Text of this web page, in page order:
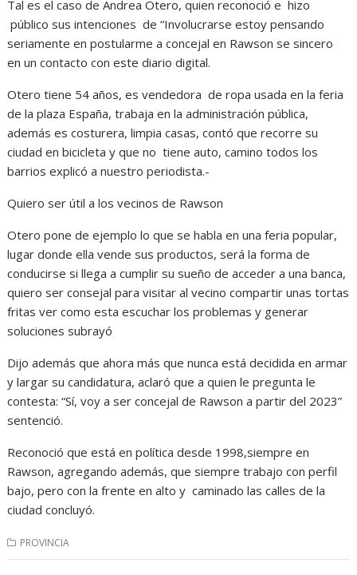
Tal es el caso de Andrea Otero, quien reconoció e hizo
público sus intenciones de “Involucrarse estoy pensando
seriamente en postularme a concejal en Rawson se sincero
en un contacto con este diario digital.
Otero tiene 54 años, es vendedora de ropa usada en la feria
de la plaza España, trabaja en la administración pública,
además es costurera, limpia casas, contó que recorre su
ciudad en bicicleta y que no tiene auto, camino todos los
barrios explicó a nuestro periodista.-
Quiero ser útil a los vecinos de Rawson
Otero pone de ejemplo lo que se habla en una feria popular,
lugar donde ella vende sus productos, será la forma de
conducirse si llega a cumplir su sueño de acceder a una banca,
quiero ser consejal para visitar al vecino compartir unas tortas
fritas ver como esta escuchar los problemas y generar
soluciones subrayó
Dijo además que ahora más que nunca está decidida en armar
y largar su candidatura, aclaró que a quien le pregunta le
contesta: “Sí, voy a ser concejal de Rawson a partir del 2023”
sentenció.
Reconoció que está en política desde 1998,siempre en
Rawson, agregando además, que siempre trabajo con perfil
bajo, pero con la frente en alto y caminado las calles de la
ciudad concluyó.
PROVINCIA